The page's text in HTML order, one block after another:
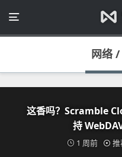
网络
这香吗？Scramble
持
1 周前 推